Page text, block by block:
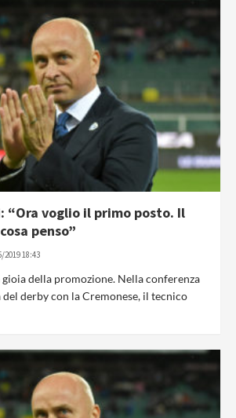
“Ora voglio il primo posto. Il
penso”
2019 18:43
della promozione. Nella conferenza
derby con la Cremonese, il tecnico